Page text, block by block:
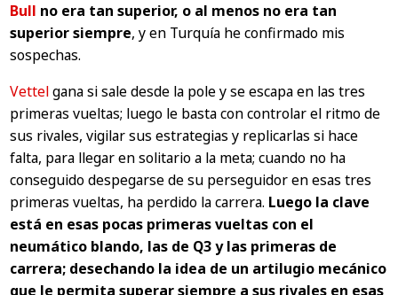
Bull no era tan superior, o al menos no era tan
superior siempre, y en Turquía he confirmado mis
sospechas.
Vettelgana si sale desde la pole y se escapa en las tres
primeras vueltas; luego le basta con controlar el ritmo de
sus rivales, vigilar sus estrategias y replicarlas si hace
falta, para llegar en solitario a la meta; cuando no ha
conseguido despegarse de su perseguidor en esas tres
primeras vueltas, ha perdido la carrera. Luego la clave
está en esas pocas primeras vueltas con el
neumático blando, las de Q3 y las primeras de
carrera; desechando la idea de un artilugio mecánico
que le permita superar siempre a sus rivales en esas